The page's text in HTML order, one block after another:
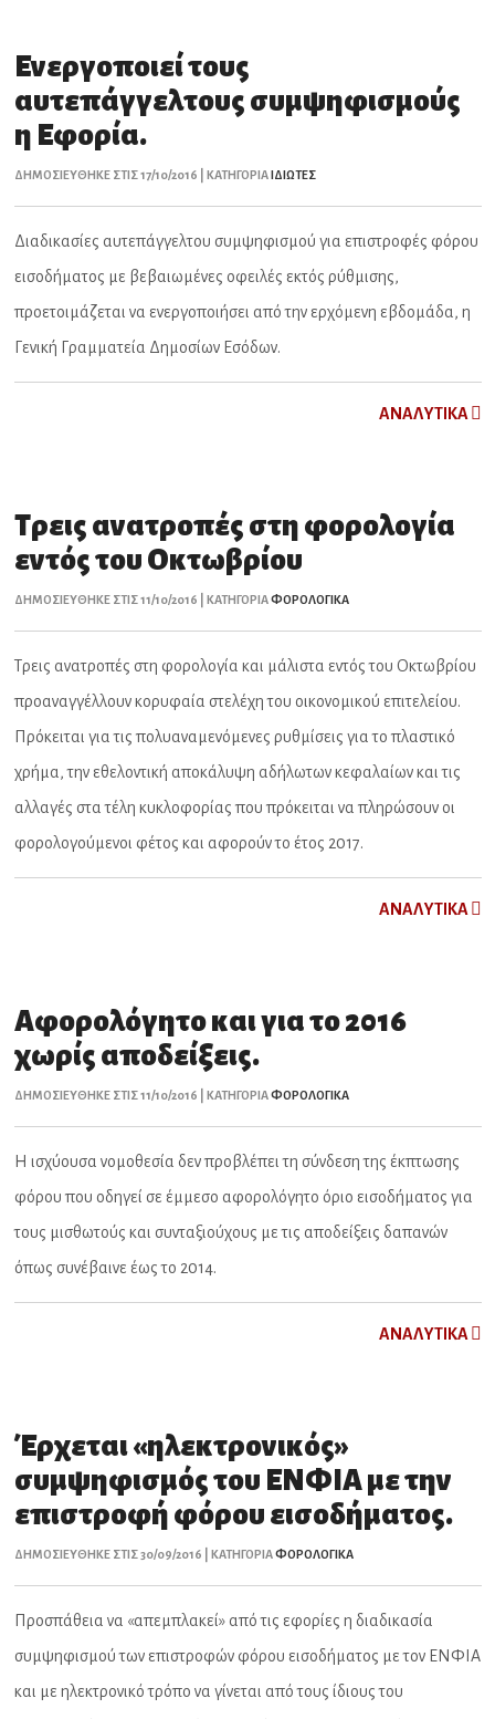
Ενεργοποιεί τους
αυτεπάγγελτους συμψηφισμούς
η Εφορία.
ΔΗΜΟΣΙΕΥΘΗΚΕ ΣΤΙΣ 17/10/2016 | ΚΑΤΗΓΟΡΙΑΙΔΙΩΤΕΣ
Διαδικασίες αυτεπάγγελτου συμψηφισμού για επιστροφές φόρου
εισοδήματος με βεβαιωμένες οφειλές εκτός ρύθμισης,
προετοιμάζεται να ενεργοποιήσει από την ερχόμενη εβδομάδα, η
Γενική Γραμματεία Δημοσίων Εσόδων.
ΑNAΛYTIKA
Τρεις ανατροπές στη φορολογία
εντός του Οκτωβρίου
ΔΗΜΟΣΙΕΥΘΗΚΕ ΣΤΙΣ 11/10/2016 | ΚΑΤΗΓΟΡΙΑΦΟΡΟΛΟΓΙΚΑ
Τρεις ανατροπές στη φορολογία και μάλιστα εντός του Οκτωβρίου
προαναγγέλλουν κορυφαία στελέχη του οικονομικού επιτελείου.
Πρόκειται για τις πολυαναμενόμενες ρυθμίσεις για το πλαστικό
χρήμα, την εθελοντική αποκάλυψη αδήλωτων κεφαλαίων και τις
αλλαγές στα τέλη κυκλοφορίας που πρόκειται να πληρώσουν οι
φορολογούμενοι φέτος και αφορούν το έτος 2017.
ΑNAΛYTIKA
Αφορολόγητο και για το 2016
χωρίς αποδείξεις.
ΔΗΜΟΣΙΕΥΘΗΚΕ ΣΤΙΣ 11/10/2016 | ΚΑΤΗΓΟΡΙΑΦΟΡΟΛΟΓΙΚΑ
Η ισχύουσα νομοθεσία δεν προβλέπει τη σύνδεση της έκπτωσης
φόρου που οδηγεί σε έμμεσο αφορολόγητο όριο εισοδήματος για
τους μισθωτούς και συνταξιούχους με τις αποδείξεις δαπανών
όπως συνέβαινε έως το 2014.
ΑNAΛYTIKA
Έρχεται «ηλεκτρονικός»
συμψηφισμός του ΕΝΦΙΑ με την
επιστροφή φόρου εισοδήματος.
ΔΗΜΟΣΙΕΥΘΗΚΕ ΣΤΙΣ 30/09/2016 | ΚΑΤΗΓΟΡΙΑΦΟΡΟΛΟΓΙΚΑ
Προσπάθεια να «απεμπλακεί» από τις εφορίες η διαδικασία
συμψηφισμού των επιστροφών φόρου εισοδήματος με τον ΕΝΦΙΑ
και με ηλεκτρονικό τρόπο να γίνεται από τους ίδιους του